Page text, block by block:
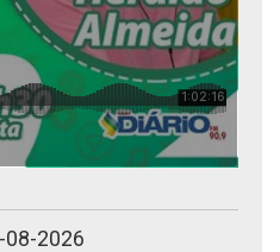
08-2026